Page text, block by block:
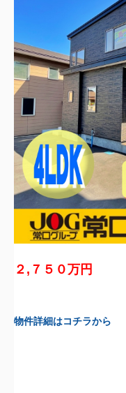
２,７５０万円
物件詳細はコチラから